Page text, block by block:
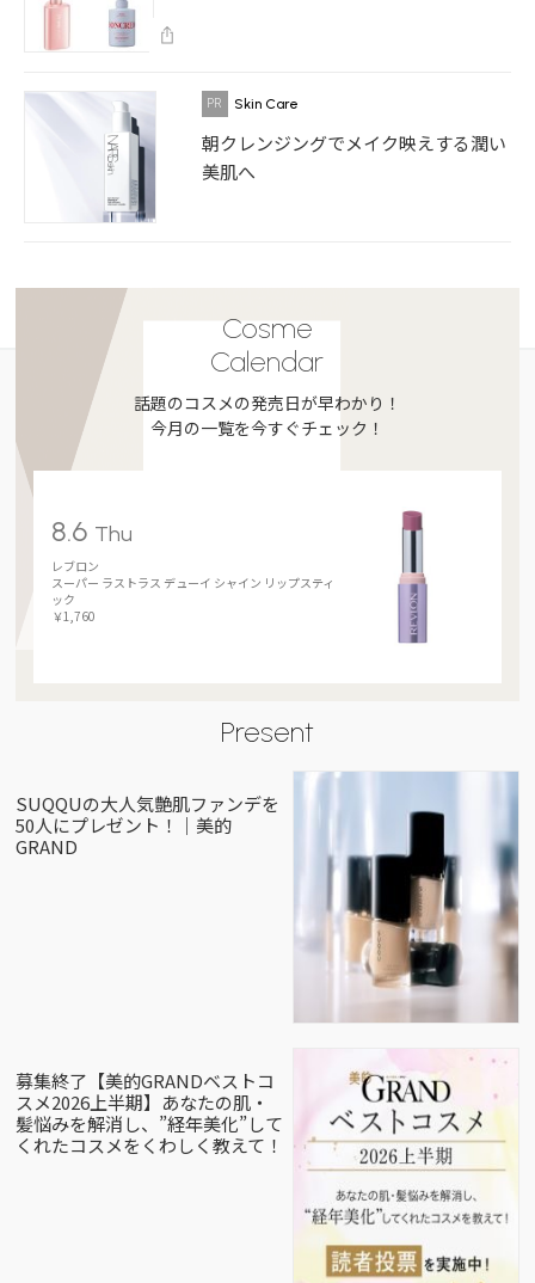
Skin Care
朝クレンジングでメイク映えする潤い
美肌へ
Cosme
Calendar
話題のコスメの発売日が早わかり！
今月の一覧を今すぐチェック！
8.6 Thu
レブロン
スーパー ラストラス デューイ シャイン リップスティ
ック
￥1,760
Present
SUQQUの大人気艶肌ファンデを
50人にプレゼント！｜美的
GRAND
募集終了【美的GRANDベストコ
スメ2026上半期】あなたの肌・
髪悩みを解消し、”経年美化”して
くれたコスメをくわしく教えて！